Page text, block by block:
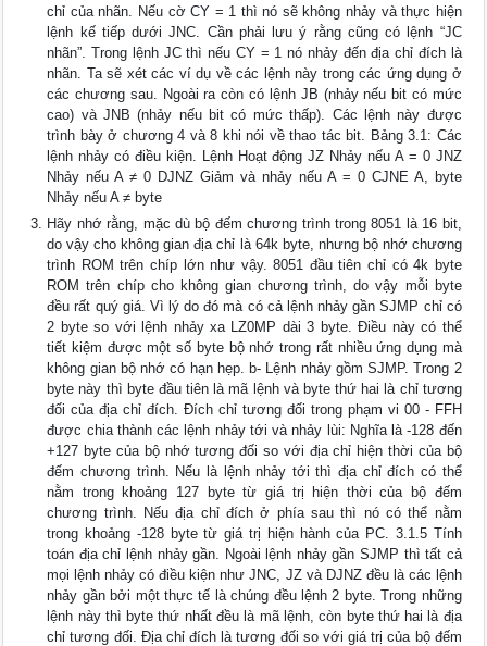
chỉ của nhãn. Nếu cờ CY = 1 thì nó sẽ không nhảy và thực hiện
lệnh kế tiếp dưới JNC. Cần phải lưu ý rằng cũng có lệnh “JC
nhãn”. Trong lệnh JC thì nếu CY = 1 nó nhảy đến địa chỉ đích là
nhãn. Ta sẽ xét các ví dụ về các lệnh này trong các ứng dụng ở
các chương sau. Ngoài ra còn có lệnh JB (nhảy nếu bit có mức
cao) và JNB (nhảy nếu bit có mức thấp). Các lệnh này được
trình bày ở chương 4 và 8 khi nói về thao tác bit. Bảng 3.1: Các
lệnh nhảy có điều kiện. Lệnh Hoạt động JZ Nhảy nếu A = 0 JNZ
Nhảy nếu A ≠ 0 DJNZ Giảm và nhảy nếu A = 0 CJNE A, byte
Nhảy nếu A ≠ byte
Hãy nhớ rằng, mặc dù bộ đếm chương trình trong 8051 là 16 bit,
do vậy cho không gian địa chỉ là 64k byte, nhưng bộ nhớ chương
trình ROM trên chíp lớn như vậy. 8051 đầu tiên chỉ có 4k byte
ROM trên chíp cho không gian chương trình, do vậy mỗi byte
đều rất quý giá. Vì lý do đó mà có cả lệnh nhảy gần SJMP chỉ có
2 byte so với lệnh nhảy xa LZ0MP dài 3 byte. Điều này có thể
tiết kiệm được một số byte bộ nhớ trong rất nhiều ứng dụng mà
không gian bộ nhớ có hạn hẹp. b- Lệnh nhảy gồm SJMP. Trong 2
byte này thì byte đầu tiên là mã lệnh và byte thứ hai là chỉ tương
đối của địa chỉ đích. Đích chỉ tương đối trong phạm vi 00 - FFH
được chia thành các lệnh nhảy tới và nhảy lùi: Nghĩa là -128 đến
+127 byte của bộ nhớ tương đối so với địa chỉ hiện thời của bộ
đếm chương trình. Nếu là lệnh nhảy tới thì địa chỉ đích có thể
nằm trong khoảng 127 byte từ giá trị hiện thời của bộ đếm
chương trình. Nếu địa chỉ đích ở phía sau thì nó có thể nằm
trong khoảng -128 byte từ giá trị hiện hành của PC. 3.1.5 Tính
toán địa chỉ lệnh nhảy gần. Ngoài lệnh nhảy gần SJMP thì tất cả
mọi lệnh nhảy có điều kiện như JNC, JZ và DJNZ đều là các lệnh
nhảy gần bởi một thực tế là chúng đều lệnh 2 byte. Trong những
lệnh này thì byte thứ nhất đều là mã lệnh, còn byte thứ hai là địa
chỉ tương đối. Địa chỉ đích là tương đối so với giá trị của bộ đếm